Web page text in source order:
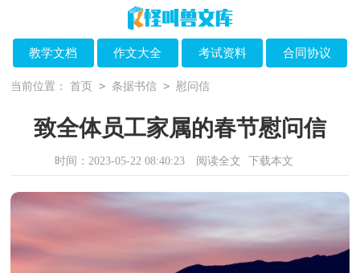
教学文档 作文大全 考试资料 合同协议
当前位置： 首页 > 条据书信 > 慰问信
致全体员工家属的春节慰问信
时间：2023-05-22 08:40:23 阅读全文 下载本文